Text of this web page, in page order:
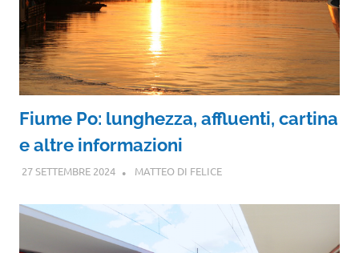
Fiume Po: lunghezza, affluenti, cartina
e altre informazioni
27 SETTEMBRE 2024 MATTEO DI FELICE